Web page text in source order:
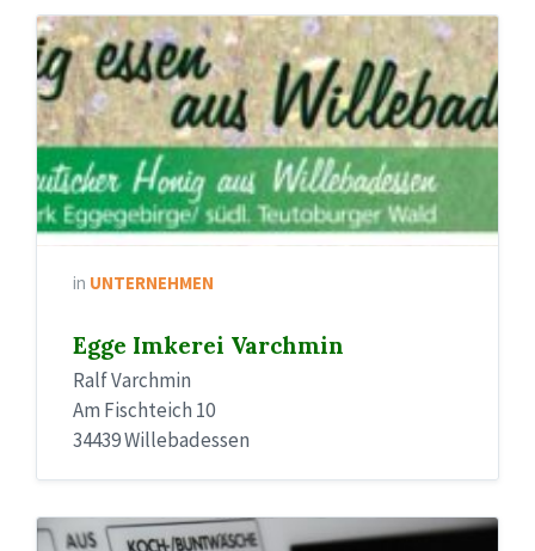
in UNTERNEHMEN
Egge Imkerei Varchmin
Ralf Varchmin
Am Fischteich 10
34439 Willebadessen